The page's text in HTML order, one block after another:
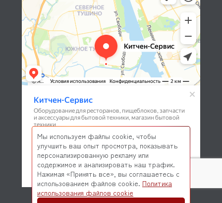
© 2026 Kitchen-Service.com Интернет-магазин запчастей
и оборудования профессиональной кухни
Мы используем файлы cookie, чтобы
улучшить ваш опыт просмотра, показывать
персонализированную рекламу или
содержимое и анализировать наш трафик.
Нажимая «Принять все», вы соглашаетесь с
использованием файлов cookie. Политика
использования файлов cookie